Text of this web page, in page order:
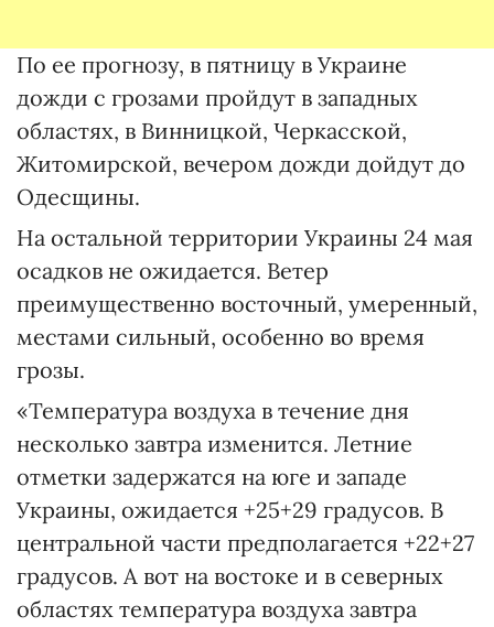
По ее прогнозу, в пятницу в Украине
дожди с грозами пройдут в западных
областях, в Винницкой, Черкасской,
Житомирской, вечером дожди дойдут до
Одесщины.
На остальной территории Украины 24 мая
осадков не ожидается. Ветер
преимущественно восточный, умеренный,
местами сильный, особенно во время
грозы.
«Температура воздуха в течение дня
несколько завтра изменится. Летние
отметки задержатся на юге и западе
Украины, ожидается +25+29 градусов. В
центральной части предполагается +22+27
градусов. А вот на востоке и в северных
областях температура воздуха завтра